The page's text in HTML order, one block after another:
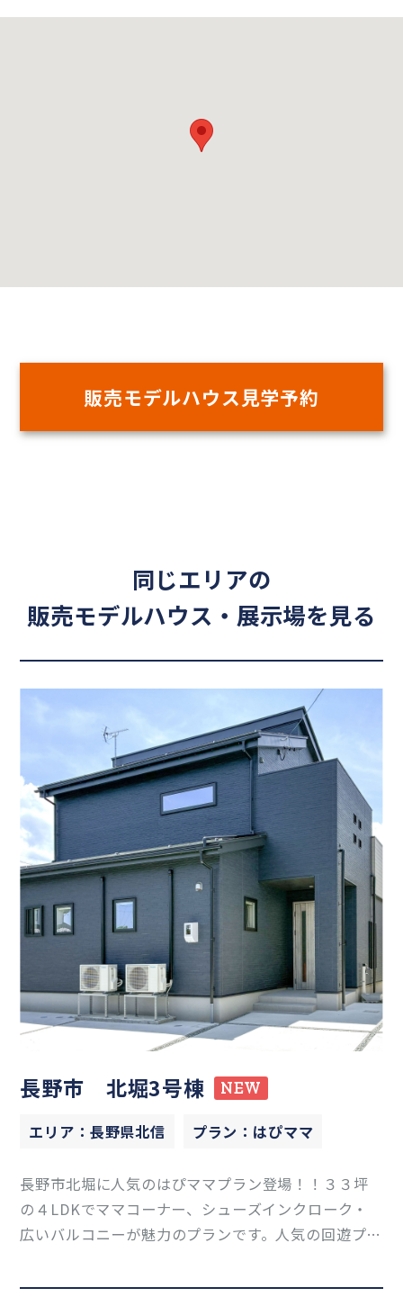
販売モデルハウス見学予約
同じエリアの
販売モデルハウス・展示場を見る
長野市 北堀3号棟 NEW
エリア：長野県北信 プラン：はぴママ
長野市北堀に人気のはぴママプラン登場！！３３坪
の４LDKでママコーナー、シューズインクローク・
広いバルコニーが魅力のプランです。人気の回遊プラ
取り＆２階は無駄がなくどのお部屋からもバルコニ